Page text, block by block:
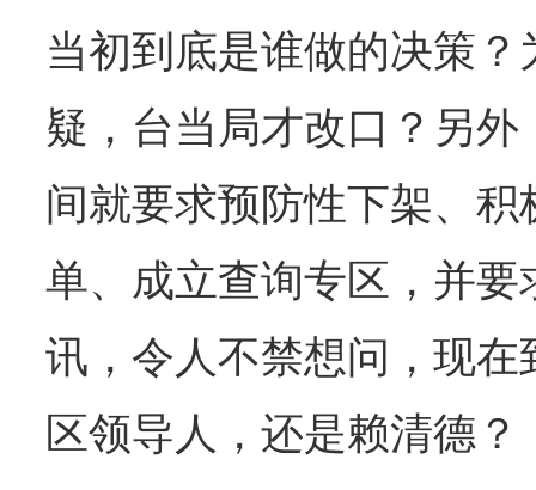
当初到底是谁做的决策
疑，台当局才改口？另
间就要求预防性下架、
单、成立查询专区，并
讯，令人不禁想问，现
区领导人，还是赖清德？